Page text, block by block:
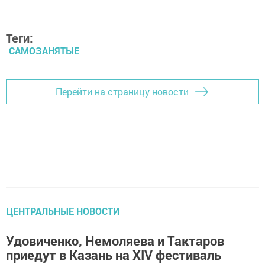
Теги:
САМОЗАНЯТЫЕ
Перейти на страницу новости
ЦЕНТРАЛЬНЫЕ НОВОСТИ
Удовиченко, Немоляева и Тактаров
приедут в Казань на XIV фестиваль